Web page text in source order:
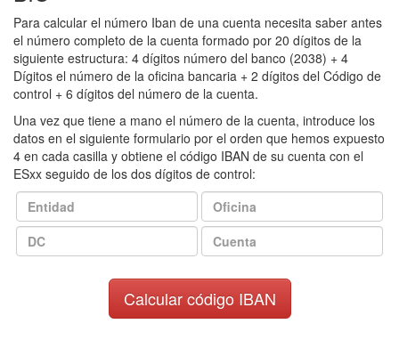
Para calcular el número Iban de una cuenta necesita saber antes
el número completo de la cuenta formado por 20 dígitos de la
siguiente estructura: 4 dígitos número del banco (2038) + 4
Dígitos el número de la oficina bancaria + 2 dígitos del Código de
control + 6 dígitos del número de la cuenta.
Una vez que tiene a mano el número de la cuenta, introduce los
datos en el siguiente formulario por el orden que hemos expuesto
4 en cada casilla y obtiene el código IBAN de su cuenta con el
ESxx seguido de los dos dígitos de control: